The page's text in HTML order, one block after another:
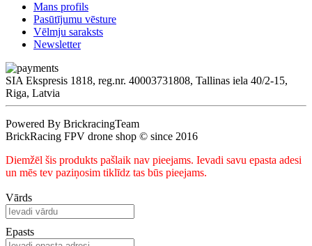
Mans profils
Pasūtījumu vēsture
Vēlmju saraksts
Newsletter
SIA Ekspresis 1818, reg.nr. 40003731808, Tallinas iela 40/2-15,
Riga, Latvia
Powered By BrickracingTeam
BrickRacing FPV drone shop © since 2016
Diemžēl šis produkts pašlaik nav pieejams. Ievadi savu epasta adesi
un mēs tev paziņosim tiklīdz tas būs pieejams.
Vārds
Epasts